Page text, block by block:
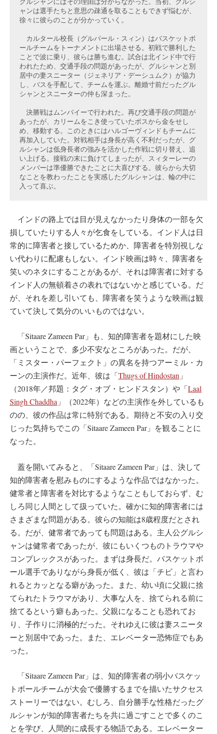
グルシャンにはその理由は分からなかった。当初、グルシ
ャンは選手たちと意思の疎通を取ることもできず悩むが、
徐々に彼らのことが分かっていく。
カルタール校長（グルパール・スィン）はバスケットボ
ールチームをトーナメントに出場させる。初戦で勝利した
ことで波に乗り、彼らは勝ち進む。試合は北インド中で行
われたため、交通手段の問題があったが、グルシャンと別
居中の妻スニーター（ジェネリア・デーシュムク）が協力
し、バスを手配して、チームを運ぶ。離婚寸前だったグル
シャンとスニーターの仲も深まった。
決勝戦はムンバイーで行われた。再び交通手段の問題が
あったが、カリームをこき使っていたボスから金をせし
め、移動する。このときにはハルゴーヴィンドもチームに
再加入していた。対戦相手は身長が高く不利だったが、グ
ルシャンは低身長者の強みを活かした作戦に切り替え、追
い上げる。接戦の末に負けてしまったが、スィターレーの
メンバーは準優勝できたことに大喜びする。彼らから大切
なことを教わったことを実感したグルシャンは、輪の中に
入って喜ぶ。
インドの路上では目が見えなかったり身体の一部を欠
損していたりする人々が乞食をしている。インド人は日
常的に障害者と接しているためか、障害者を特別視しな
い代わりに配慮もしない。インド映画は時々、障害者を
笑いのネタにすることがあるが、それは障害者に対する
インド人の無頓着さの表れではないかと感じている。だ
が、それを差し引いても、障害者を笑うような映画は観
ていて決して気分のいいものではない。
「Sitaare Zameen Par」も、知的障害者を題材にした映
画ということで、多少不安なところがあった。だが、
「ミスター・パーフェクト」の異名を持つアーミル・カ
ーンの主演作だ。近年、彼は「Thugs of Hindostan 」
（2018年／邦題：タグ・オブ・ヒンドスタン）や「Laal
Singh Chaddha 」（2022年）などの主演作を外しているも
のの、彼の作品は常に特別である。期待と不安の入り交
じった気持ちでこの「Sitaare Zameen Par」を観ることに
なった。
蓋を開いてみると、「Sitaare Zameen Par」は、決して
知的障害者を慰みものにするような作品ではなかった。
健常者と障害者を対比するようなこともしておらず、む
しろ同じ人間として扱っていた。確かに知的障害者には
さまざまな問題がある。彼らの知能は8歳程度だとされ
る。だが、健常者であっても問題はある。主人公グルシ
ャンは健常者であったが、彼にもいくつものトラウマや
コンプレックスがあった。まずは身長だ。バスケットボ
ール選手でありながら身長が低く、彼は「チビ」と言わ
れるとカッとなる癖があった。また、幼い頃に父親に捨
てられたトラウマがあり、大事な人を、捨てられる前に
捨てるという癖もあった。父親になることも恐れてお
り、子作りに消極的だった。それゆえに彼は妻スニータ
ーと別居中であった。また、エレベーター恐怖症でもあ
った。
「Sitaare Zameen Par」は、知的障害者の弱小バスケッ
トボールチームが大会で優勝するまでを描いたサクセス
ストーリーではない。むしろ、自分勝手な性格だったグ
ルシャンが知的障害者たちを共に過ごすことで多くのこ
とを学び、人間的に成長する物語である。エレベーター